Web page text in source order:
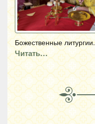
Божественные литургии.
Читать…